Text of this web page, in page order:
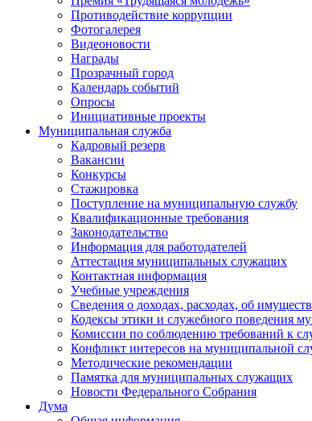
Противодействие коррупции
Фотогалерея
Видеоновости
Награды
Прозрачный город
Календарь событий
Опросы
Инициативные проекты
Муниципальная служба
Кадровый резерв
Вакансии
Конкурсы
Стажировка
Поступление на муниципальную службу
Квалификационные требования
Законодательство
Информация для работодателей
Аттестация муниципальных служащих
Контактная информация
Учебные учреждения
Сведения о доходах, расходах, об
Кодексы этики и служебного поведения
Комиссии по соблюдению требований к
Конфликт интересов на муниципальной
Методические рекомендации
Памятка для муниципальных служащих
Новости Федерального Cобрания
Дума